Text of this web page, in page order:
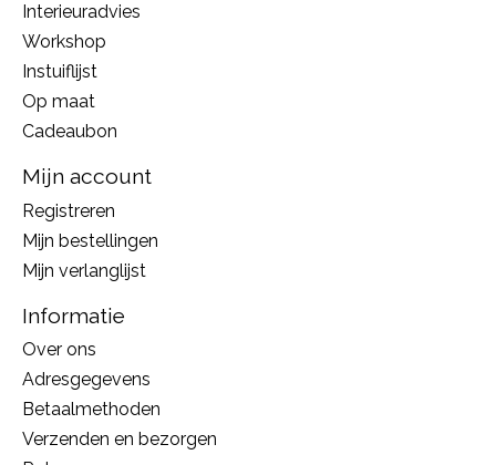
Interieuradvies
Workshop
Instuiflijst
Op maat
Cadeaubon
Mijn account
Registreren
Mijn bestellingen
Mijn verlanglijst
Informatie
Over ons
Adresgegevens
Betaalmethoden
Verzenden en bezorgen